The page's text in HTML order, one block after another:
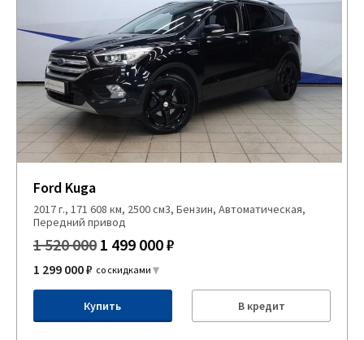
Ford Kuga
2017 г., 171 608 км, 2500 см3, Бензин, Автоматическая,
Передний привод
1 520 000 1 499 000 ₽
1 299 000 ₽ со скидками
Купить В кредит